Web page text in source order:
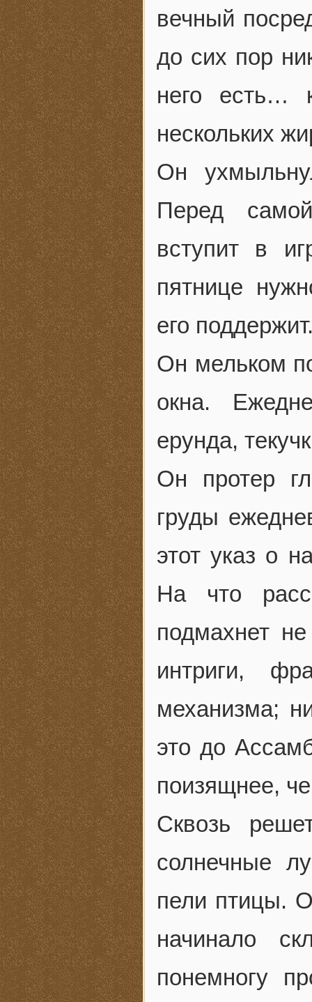
вечный
до сих пор
него есть…
нескольких
Он
Перед
вступит в
пятнице
его
Он мельком
окна.
ерунда,
Он протер
груды
этот указ о
На что
подмахнет
интриги,
механизма;
это до
поизящнее,
Сквозь
солнечные
пели птицы.
начинало
понемногу